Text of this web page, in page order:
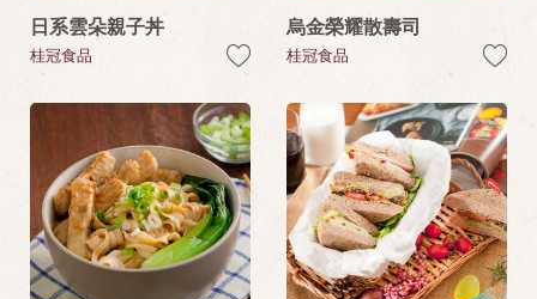
日系雲朵親子丼
桂冠食品
烏金榮耀散壽司
桂冠食品